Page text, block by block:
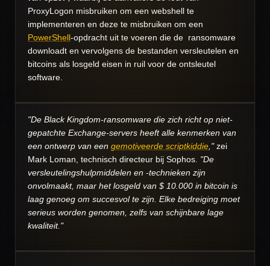
ProxyLogon misbruiken om een ​​webshell te
implementeren en deze te misbruiken om een ​​
PowerShell-opdracht uit te voeren die de ransomware
downloadt en vervolgens de bestanden versleutelen en
bitcoins als losgeld eisen in ruil voor de ontsleutel
software.
"De Black Kingdom-ransomware die zich richt op niet-
gepatchte Exchange-servers heeft alle kenmerken van
een ontwerp van een gemotiveerde scriptkiddie ,"zei
Mark Loman, technisch directeur bij Sophos. "De
versleutelingshulpmiddelen en -technieken zijn
onvolmaakt, maar het losgeld van $ 10.000 in bitcoin is
laag genoeg om succesvol te zijn. Elke bedreiging moet
serieus worden genomen, zelfs van schijnbare lage
kwaliteit."